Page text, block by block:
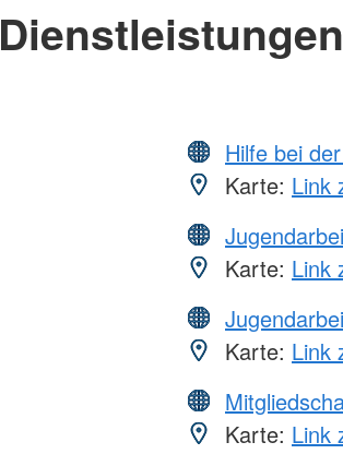
Dienstleistungen
Hilfe bei
Karte: Link
Karte: Link
Karte: Link
Karte: Link